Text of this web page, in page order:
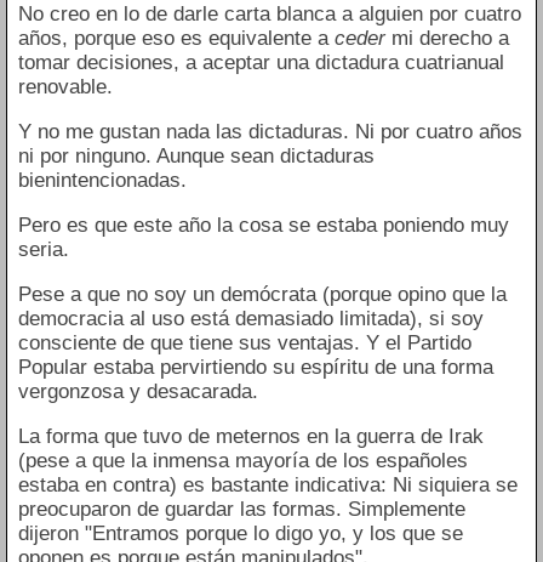
No creo en lo de darle carta blanca a alguien por cuatro
años, porque eso es equivalente a cedermi derecho a
tomar decisiones, a aceptar una dictadura cuatrianual
renovable.
Y no me gustan nada las dictaduras. Ni por cuatro años
ni por ninguno. Aunque sean dictaduras
bienintencionadas.
Pero es que este año la cosa se estaba poniendo muy
seria.
Pese a que no soy un demócrata (porque opino que la
democracia al uso está demasiado limitada), si soy
consciente de que tiene sus ventajas. Y el Partido
Popular estaba pervirtiendo su espíritu de una forma
vergonzosa y desacarada.
La forma que tuvo de meternos en la guerra de Irak
(pese a que la inmensa mayoría de los españoles
estaba en contra) es bastante indicativa: Ni siquiera se
preocuparon de guardar las formas. Simplemente
dijeron "Entramos porque lo digo yo, y los que se
oponen es porque están manipulados".